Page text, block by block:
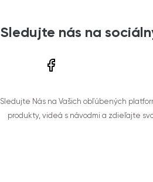
Sledujte nás na
Sledujte Nás na Vašich obľúbených
produkty, videá s návodmi a zdieľajte